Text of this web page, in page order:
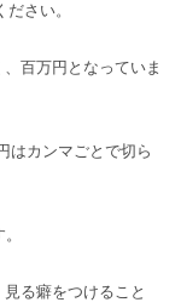
さい。
百万円となっていま
はカンマごとで切ら
る癖をつけること